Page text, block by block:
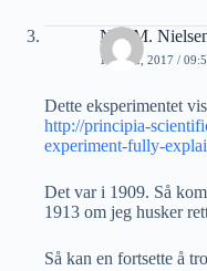
Nils M.
16 MAI, 2017 /
Dette eksperimentet
http://principia-
experiment-fully-
Det var i 1909. Så
1913 om jeg husker
Så kan en fortsette å